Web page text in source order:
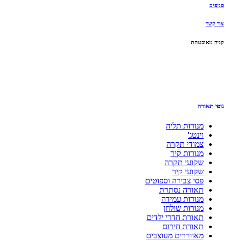
סניפים
צור קשר
קניה מאובטחת
גופי תאורה
מנורות תליה
וינטג'
צמודי תקרה
מנורות קיר
שקועי תקרה
שקועי קיר
פסי צבירה וספוטים
תאורה נסתרת
מנורות עמידה
מנורות שולחן
תאורת חדרי ילדים
תאורת חירום
מאווררים מעוצבים